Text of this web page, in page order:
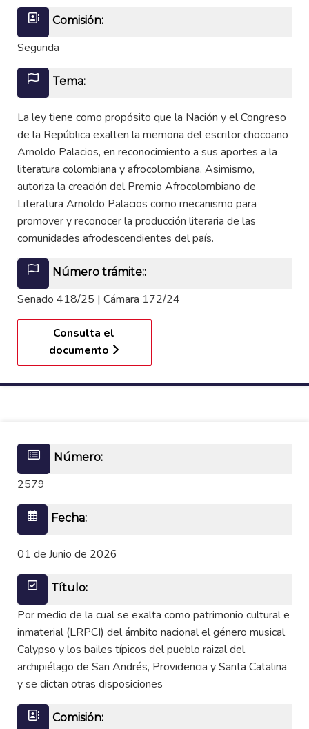
Comisión:
Segunda
Tema:
La ley tiene como propósito que la Nación y el Congreso
de la República exalten la memoria del escritor chocoano
Arnoldo Palacios, en reconocimiento a sus aportes a la
literatura colombiana y afrocolombiana. Asimismo,
autoriza la creación del Premio Afrocolombiano de
Literatura Arnoldo Palacios como mecanismo para
promover y reconocer la producción literaria de las
comunidades afrodescendientes del país.
Número trámite::
Senado 418/25 | Cámara 172/24
Consulta el
documento
Número:
2579
Fecha:
01 de Junio de 2026
Título:
Por medio de la cual se exalta como patrimonio cultural e
inmaterial (LRPCI) del ámbito nacional el género musical
Calypso y los bailes típicos del pueblo raizal del
archipiélago de San Andrés, Providencia y Santa Catalina
y se dictan otras disposiciones
Comisión: